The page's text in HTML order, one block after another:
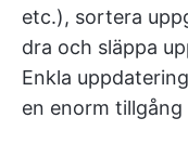
etc.), sortera
dra och släppa
Enkla
en enorm